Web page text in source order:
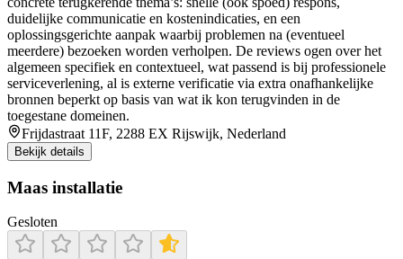
duidelijke communicatie en kostenindicaties, en een
oplossingsgerichte aanpak waarbij problemen na (eventueel
meerdere) bezoeken worden verholpen. De reviews ogen over het
algemeen specifiek en contextueel, wat passend is bij professionele
serviceverlening, al is externe verificatie via extra onafhankelijke
bronnen beperkt op basis van wat ik kon terugvinden in de
toegestane domeinen.
Frijdastraat 11F, 2288 EX Rijswijk, Nederland
Bekijk details
Maas installatie
Gesloten